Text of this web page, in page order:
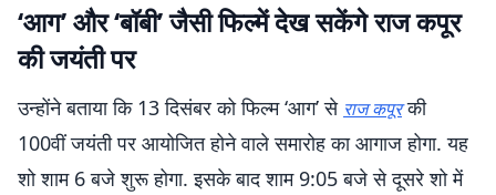
‘आग’ और ‘बॉबी’ जैसी फिल्में देख सकेंगे राज कपूर
की जयंती पर
उन्होंने बताया कि 13 दिसंबर को फिल्म ‘आग’ से राज कपूरकी
100वीं जयंती पर आयोजित होने वाले समारोह का आगाज होगा. यह
शो शाम 6 बजे शुरू होगा. इसके बाद शाम 9:05 बजे से दूसरे शो में